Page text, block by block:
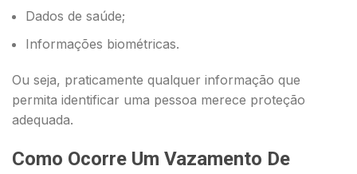
Dados de saúde;
Informações biométricas.
Ou seja, praticamente qualquer informação que
permita identificar uma pessoa merece proteção
adequada.
Como Ocorre Um Vazamento De